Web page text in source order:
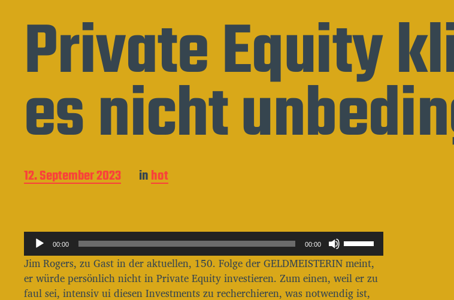
Private Equity
es nicht
B
e
r
g
s
d
a
12. September 2023 inhot
u
d
i
00:00 00:00
f
e
l
t
Jim Rogers, zu Gast in der aktuellen, 150. Folge der GELDMEISTERIN meint,
er würde persönlich nicht in Private Equity investieren. Zum einen, weil er zu
faul sei, intensiv ui diesen Investments zu recherchieren, was notwendig ist,